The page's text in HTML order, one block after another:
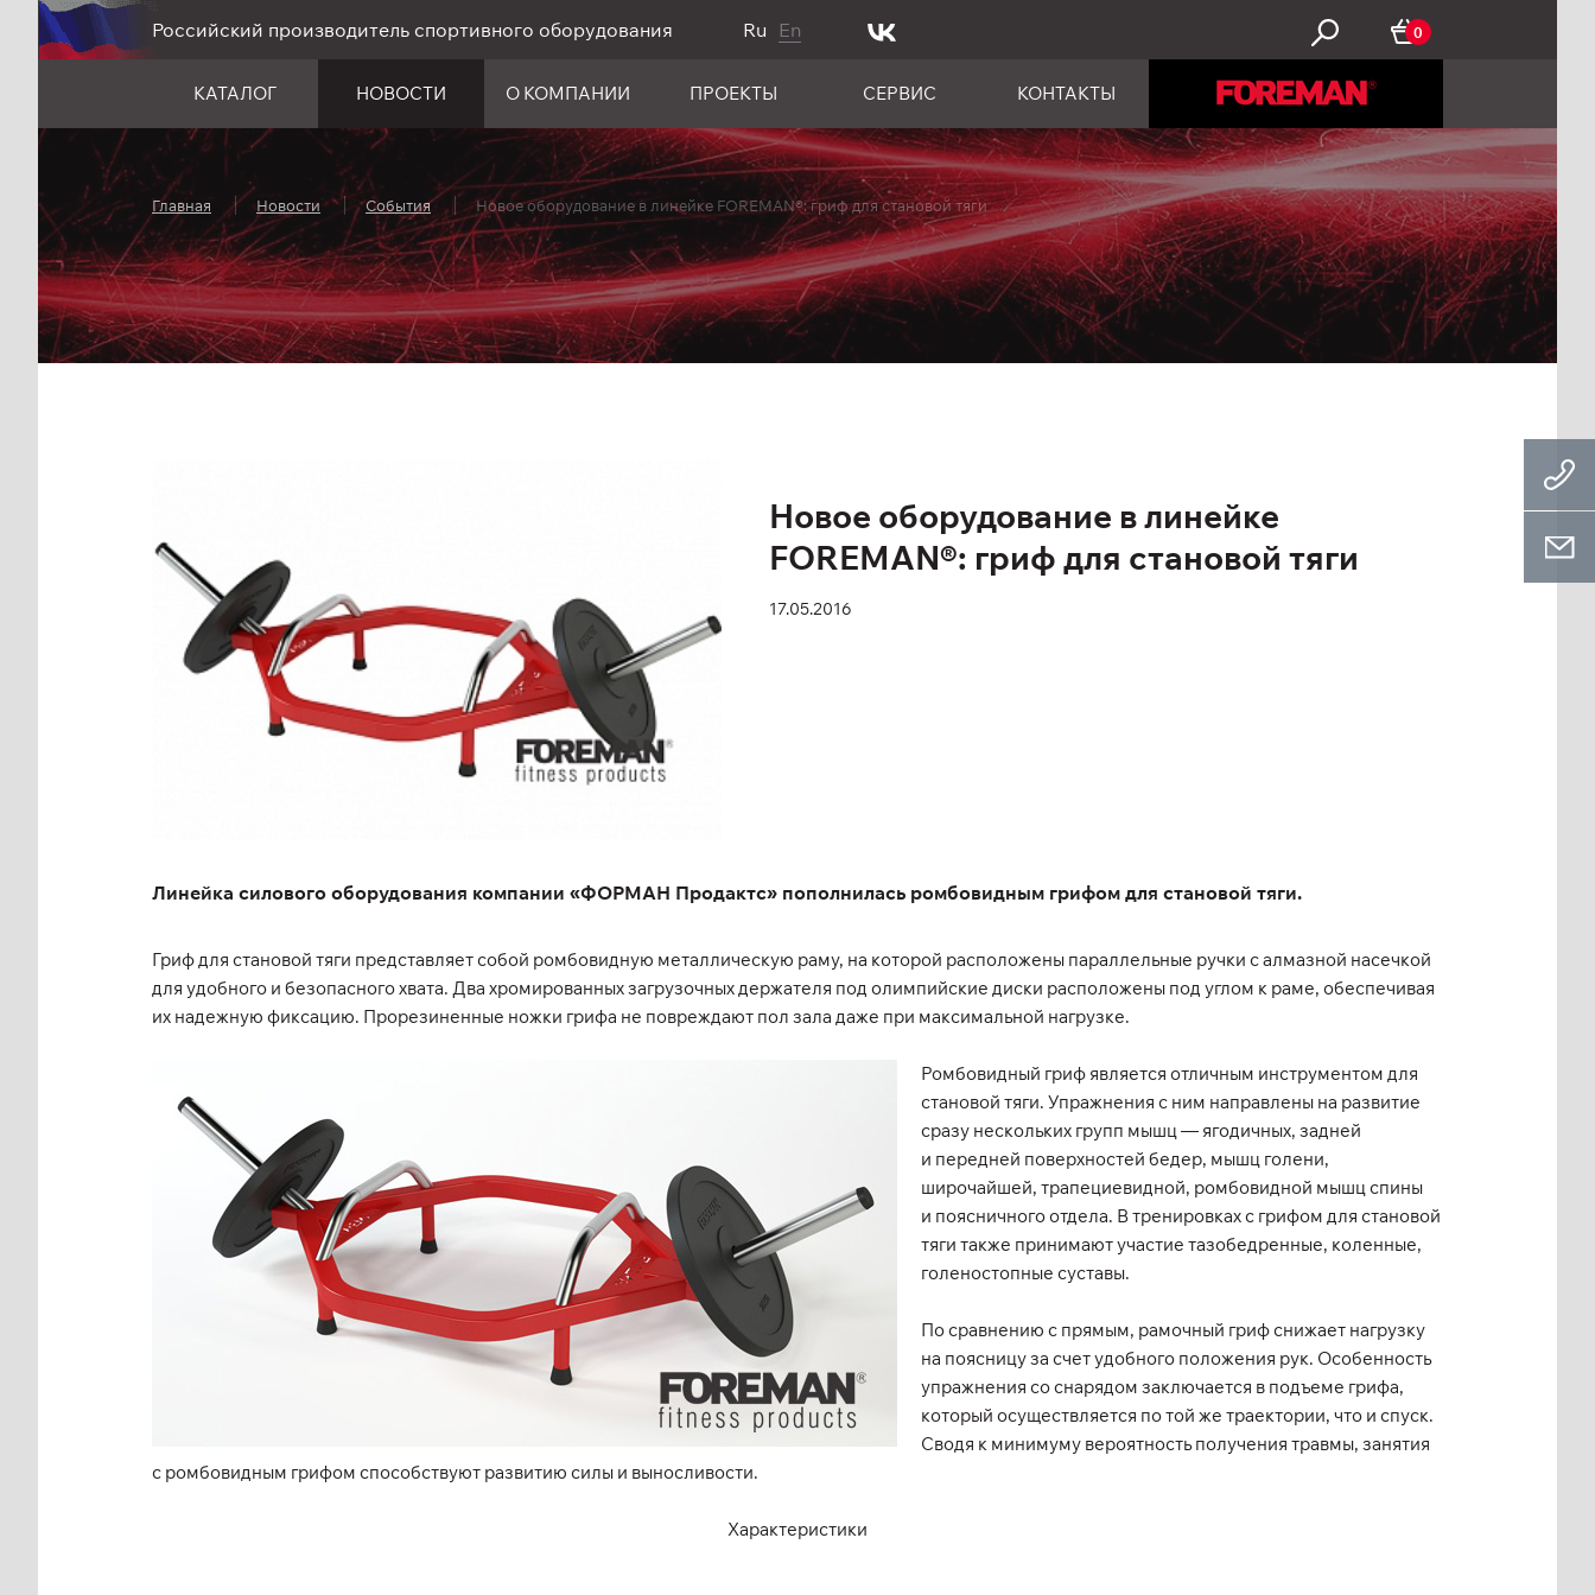
Российский производитель спортивного оборудования Ru En 0
КАТАЛОГ НОВОСТИ О КОМПАНИИ ПРОЕКТЫ СЕРВИС КОНТАКТЫ
Главная Новости События Новое оборудование в линейке FOREMAN®: гриф для становой тяги
Новое оборудование в линейке
FOREMAN®: гриф для становой тяги
17.05.2016
Линейка силового оборудования компании «ФОРМАН Продактс» пополнилась ромбовидным грифом для становой тяги.
Гриф для становой тяги представляет собой ромбовидную металлическую раму, на которой расположены параллельные ручки с алмазной насечкой
для удобного и безопасного хвата. Два хромированных загрузочных держателя под олимпийские диски расположены под углом к раме, обеспечивая
их надежную фиксацию. Прорезиненные ножки грифа не повреждают пол зала даже при максимальной нагрузке.
Ромбовидный гриф является отличным инструментом для
становой тяги. Упражнения с ним направлены на развитие
сразу нескольких групп мышц — ягодичных, задней
и передней поверхностей бедер, мышц голени,
широчайшей, трапециевидной, ромбовидной мышц спины
и поясничного отдела. В тренировках с грифом для становой
тяги также принимают участие тазобедренные, коленные,
голеностопные суставы.
По сравнению с прямым, рамочный гриф снижает нагрузку
на поясницу за счет удобного положения рук. Особенность
упражнения со снарядом заключается в подъеме грифа,
который осуществляется по той же траектории, что и спуск.
Сводя к минимуму вероятность получения травмы, занятия
с ромбовидным грифом способствуют развитию силы и выносливости.
Характеристики